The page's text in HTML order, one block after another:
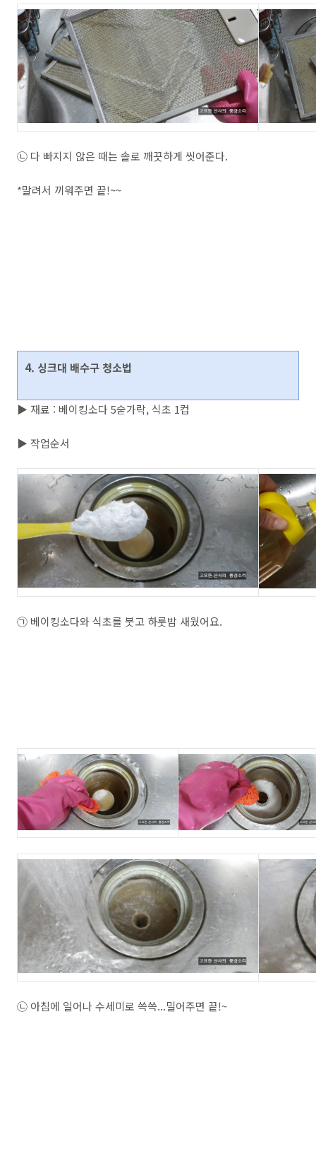
㉡ 다 빠지지 않은 때는 솔로 깨끗하게 씻어준다.
*말려서 끼워주면 끝!~~
4. 싱크대 배수구 청소법
▶ 재료 : 베이킹소다 5숟가락, 식초 1컵
▶ 작업순서
㉠ 베이킹소다와 식초를 붓고 하룻밤 새웠어요.
㉡ 아침에 일어나 수세미로 쓱쓱...밀어주면 끝!~